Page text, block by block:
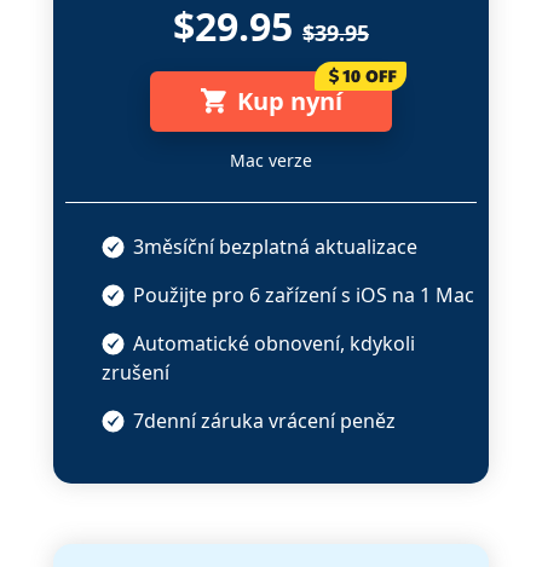
$29.95 $39.95
Kup nyní
Mac verze
3měsíční bezplatná aktualizace
Použijte pro 6 zařízení s iOS na 1 Mac
Automatické obnovení, kdykoli
zrušení
7denní záruka vrácení peněz